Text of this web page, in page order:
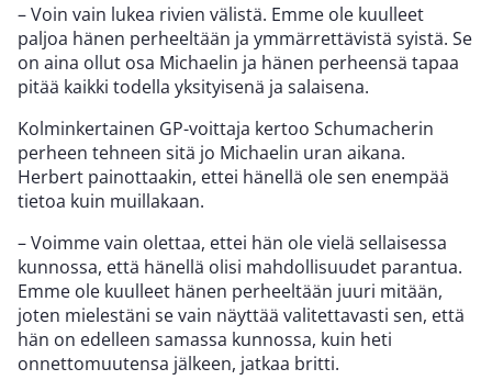
– Voin vain lukea rivien välistä. Emme ole kuulleet
paljoa hänen perheeltään ja ymmärrettävistä syistä. Se
on aina ollut osa Michaelin ja hänen perheensä tapaa
pitää kaikki todella yksityisenä ja salaisena.
Kolminkertainen GP-voittaja kertoo Schumacherin
perheen tehneen sitä jo Michaelin uran aikana.
Herbert painottaakin, ettei hänellä ole sen enempää
tietoa kuin muillakaan.
– Voimme vain olettaa, ettei hän ole vielä sellaisessa
kunnossa, että hänellä olisi mahdollisuudet parantua.
Emme ole kuulleet hänen perheeltään juuri mitään,
joten mielestäni se vain näyttää valitettavasti sen, että
hän on edelleen samassa kunnossa, kuin heti
onnettomuutensa jälkeen, jatkaa britti.